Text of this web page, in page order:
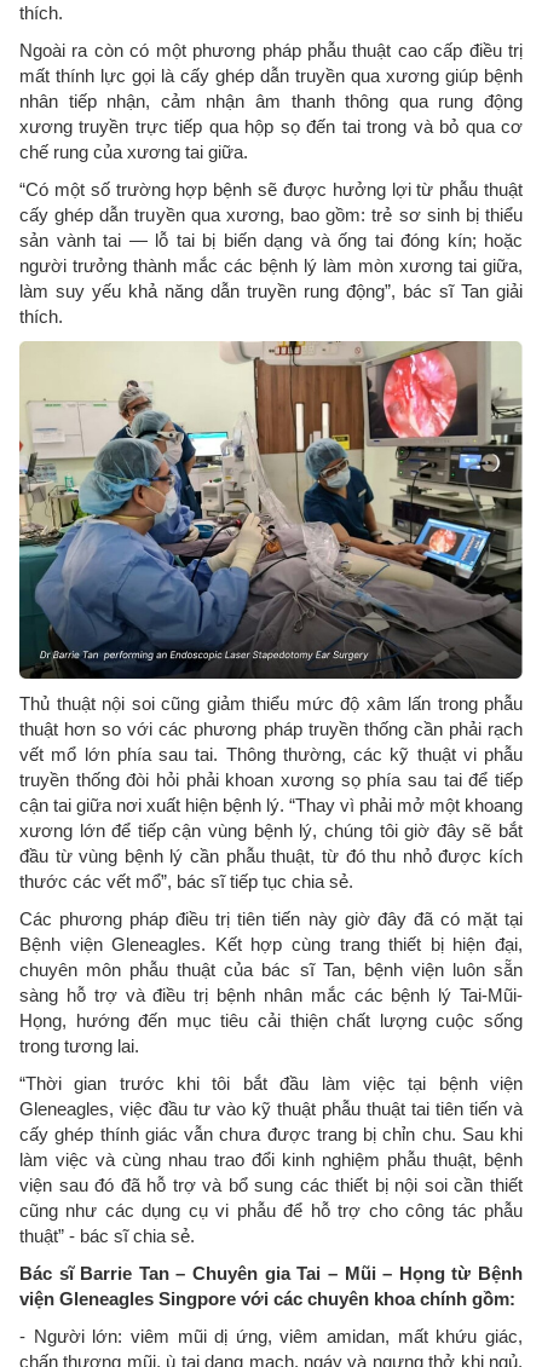
thích.
Ngoài ra còn có một phương pháp phẫu thuật cao cấp điều trị
mất thính lực gọi là cấy ghép dẫn truyền qua xương giúp bệnh
nhân tiếp nhận, cảm nhận âm thanh thông qua rung động
xương truyền trực tiếp qua hộp sọ đến tai trong và bỏ qua cơ
chế rung của xương tai giữa.
“Có một số trường hợp bệnh sẽ được hưởng lợi từ phẫu thuật
cấy ghép dẫn truyền qua xương, bao gồm: trẻ sơ sinh bị thiểu
sản vành tai — lỗ tai bị biến dạng và ống tai đóng kín; hoặc
người trưởng thành mắc các bệnh lý làm mòn xương tai giữa,
làm suy yếu khả năng dẫn truyền rung động”, bác sĩ Tan giải
thích.
Thủ thuật nội soi cũng giảm thiểu mức độ xâm lấn trong phẫu
thuật hơn so với các phương pháp truyền thống cần phải rạch
vết mổ lớn phía sau tai. Thông thường, các kỹ thuật vi phẫu
truyền thống đòi hỏi phải khoan xương sọ phía sau tai để tiếp
cận tai giữa nơi xuất hiện bệnh lý. “Thay vì phải mở một khoang
xương lớn để tiếp cận vùng bệnh lý, chúng tôi giờ đây sẽ bắt
đầu từ vùng bệnh lý cần phẫu thuật, từ đó thu nhỏ được kích
thước các vết mổ”, bác sĩ tiếp tục chia sẻ.
Các phương pháp điều trị tiên tiến này giờ đây đã có mặt tại
Bệnh viện Gleneagles. Kết hợp cùng trang thiết bị hiện đại,
chuyên môn phẫu thuật của bác sĩ Tan, bệnh viện luôn sẵn
sàng hỗ trợ và điều trị bệnh nhân mắc các bệnh lý Tai-Mũi-
Họng, hướng đến mục tiêu cải thiện chất lượng cuộc sống
trong tương lai.
“Thời gian trước khi tôi bắt đầu làm việc tại bệnh viện
Gleneagles, việc đầu tư vào kỹ thuật phẫu thuật tai tiên tiến và
cấy ghép thính giác vẫn chưa được trang bị chỉn chu. Sau khi
làm việc và cùng nhau trao đổi kinh nghiệm phẫu thuật, bệnh
viện sau đó đã hỗ trợ và bổ sung các thiết bị nội soi cần thiết
cũng như các dụng cụ vi phẫu để hỗ trợ cho công tác phẫu
thuật” - bác sĩ chia sẻ.
Bác sĩ Barrie Tan – Chuyên gia Tai – Mũi – Họng từ Bệnh
viện Gleneagles Singpore với các chuyên khoa chính gồm:
- Người lớn: viêm mũi dị ứng, viêm amidan, mất khứu giác,
chấn thương mũi, ù tai dạng mạch, ngáy và ngưng thở khi ngủ,